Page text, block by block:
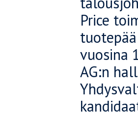
Price
vuosina
AG:n